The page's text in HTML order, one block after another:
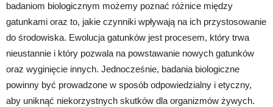
badaniom biologicznym możemy poznać różnice między
gatunkami oraz to, jakie czynniki wpływają na ich przystosowanie
do środowiska. Ewolucja gatunków jest procesem, który trwa
nieustannie i który pozwala na powstawanie nowych gatunków
oraz wyginięcie innych. Jednocześnie, badania biologiczne
powinny być prowadzone w sposób odpowiedzialny i etyczny,
aby uniknąć niekorzystnych skutków dla organizmów żywych.